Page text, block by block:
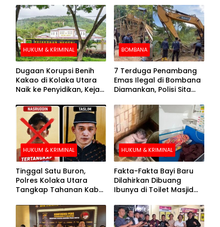
HUKUM & KRIMINAL
Dugaan Korupsi Benih
Kakao di Kolaka Utara
Naik ke Penyidikan, Kejari
BOMBANA
7 Terduga Penambang
Emas Ilegal di Bombana
Diamankan, Polisi Sita
Crusher
HUKUM & KRIMINAL
Tinggal Satu Buron,
Polres Kolaka Utara
Tangkap Tahanan Kabur
Pengejaran
HUKUM & KRIMINAL
Fakta-Fakta Bayi Baru
Dilahirkan Dibuang
Ibunya di Toilet Masjid